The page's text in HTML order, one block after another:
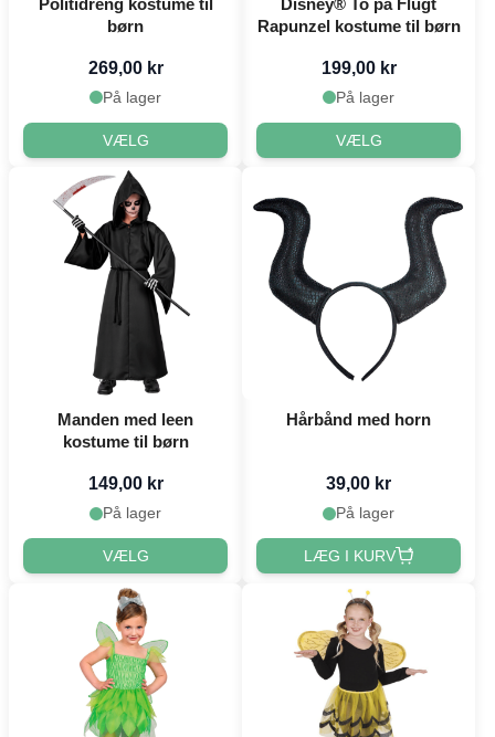
børn
269,00 kr
På lager
VÆLG
Rapunzel kostume til børn
199,00 kr
På lager
VÆLG
Manden med leen
kostume til børn
149,00 kr
På lager
VÆLG
Hårbånd med horn
39,00 kr
På lager
LÆG I KURV